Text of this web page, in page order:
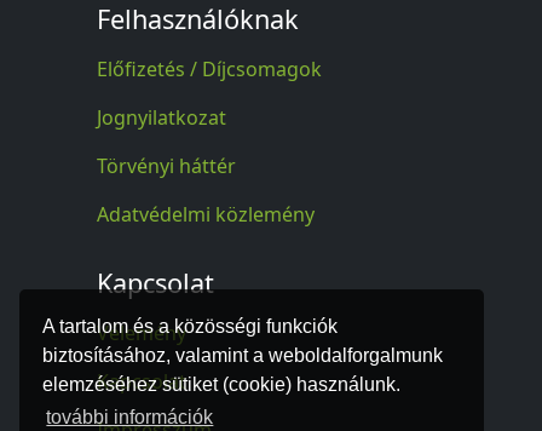
A tartalom és a közösségi funkciók
biztosításához, valamint a weboldalforgalmunk
elemzéséhez sütiket (cookie) használunk.
további információk
Felhasználóknak
Előfizetés / Díjcsomagok
Jognyilatkozat
Törvényi háttér
Adatvédelmi közlemény
Kapcsolat
Vélemény
Kapcsolat